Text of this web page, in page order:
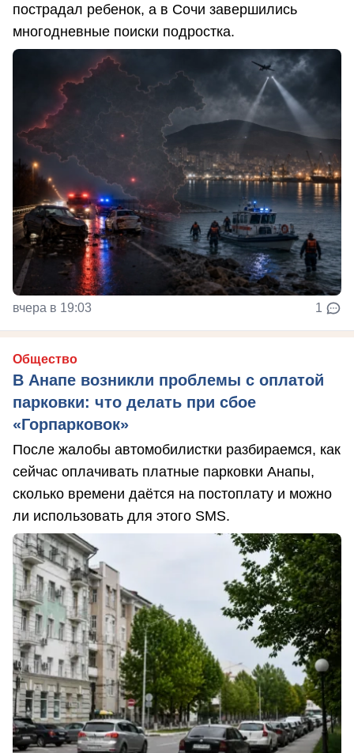
пострадал ребенок, а в Сочи завершились
многодневные поиски подростка.
вчера в 19:03 1
Общество
В Анапе возникли проблемы с оплатой
парковки: что делать при сбое
«Горпарковок»
После жалобы автомобилистки разбираемся, как
сейчас оплачивать платные парковки Анапы,
сколько времени даётся на постоплату и можно
ли использовать для этого SMS.